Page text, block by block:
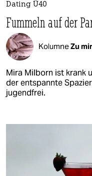
Dating Ü40
Fummeln auf der
KolumneZu
Mira Milborn ist krank
der entspannte
jugendfrei.